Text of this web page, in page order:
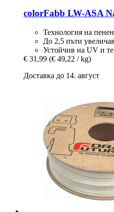
colorFabb LW-​ASA
Технология на
До 2,5 пъти
Устойчив на UV и
€ 31,99 (€ 49,22 / kg)
Доставка до 14. август